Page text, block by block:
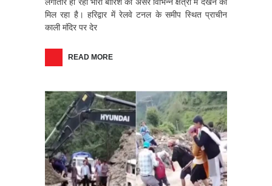
मिल रहा है। हरिद्वार में रेलवे टनल के समीप स्थित प्राचीन
काली मंदिर पर देर
READ MORE